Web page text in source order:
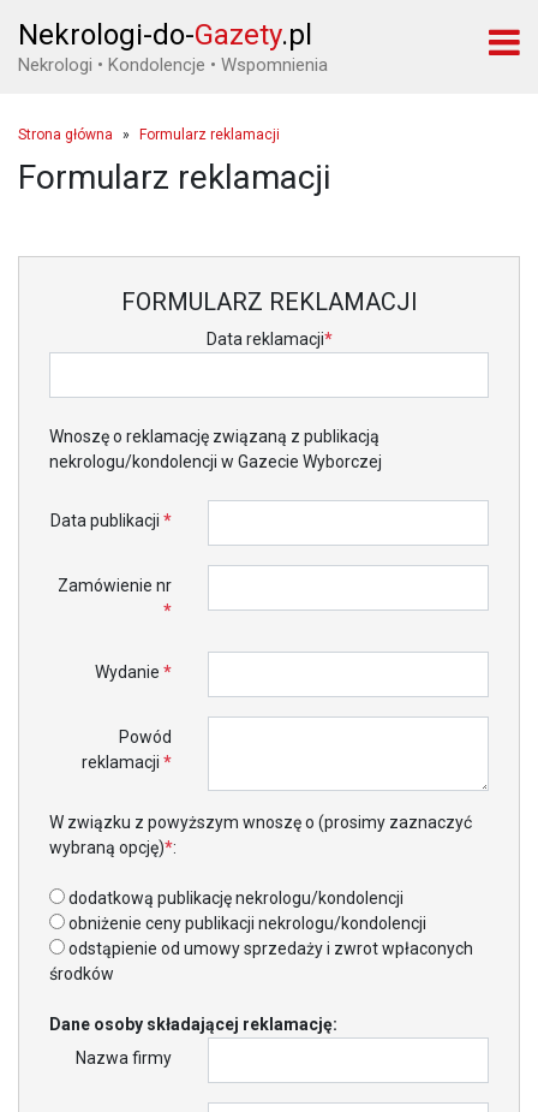
Nekrologi-do-Gazety.pl
Nekrologi • Kondolencje • Wspomnienia
Strona główna » Formularz reklamacji
Formularz reklamacji
FORMULARZ REKLAMACJI
Data reklamacji*
Wnoszę o reklamację związaną z publikacją
nekrologu/kondolencji w Gazecie Wyborczej
Data publikacji *
Zamówienie nr
*
Wydanie *
Powód
reklamacji *
W związku z powyższym wnoszę o (prosimy zaznaczyć
wybraną opcję)*:
dodatkową publikację nekrologu/kondolencji
obniżenie ceny publikacji nekrologu/kondolencji
odstąpienie od umowy sprzedaży i zwrot wpłaconych
środków
Dane osoby składającej reklamację:
Nazwa firmy